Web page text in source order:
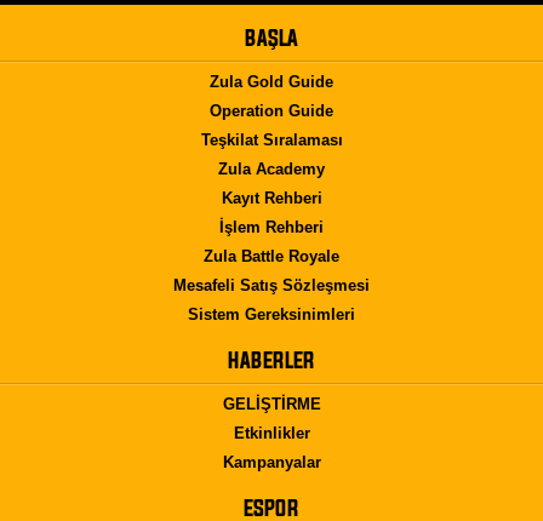
BAŞLA
Zula Gold Guide
Operation Guide
Teşkilat Sıralaması
Zula Academy
Kayıt Rehberi
İşlem Rehberi
Zula Battle Royale
Mesafeli Satış Sözleşmesi
Sistem Gereksinimleri
HABERLER
GELİŞTİRME
Etkinlikler
Kampanyalar
ESPOR